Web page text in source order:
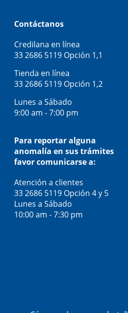
Contáctanos
Credilana en línea
33 2686 5119 Opción 1,1
Tienda en línea
33 2686 5119 Opción 1,2
Lunes a Sábado
9:00 am - 7:00 pm
Para reportar alguna
anomalía en sus trámites
favor comunicarse a:
Atención a clientes
33 2686 5119 Opción 4 y 5
Lunes a Sábado
10:00 am - 7:30 pm